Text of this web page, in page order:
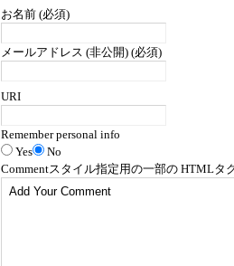
お名前 (必須)
メールアドレス (非公開) (必須)
URI
Remember personal info
Yes
No
Commentスタイル指定用の一部の HTMLタ